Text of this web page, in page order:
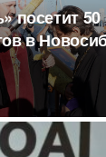
посетит
в